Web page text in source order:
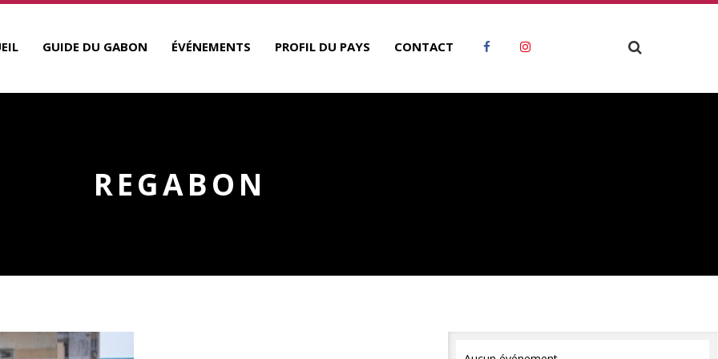
GUIDE DU GABON ÉVÉNEMENTS PROFIL DU PAYS CONTACT
REGABON